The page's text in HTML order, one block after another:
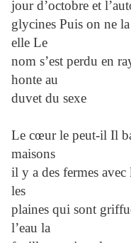
jour d’octobre et
glycines Puis on ne
elle Le
nom s’est perdu en
honte au
duvet du sexe
Le cœur le peut-il Il
maisons
il y a des fermes avec
les
plaines qui sont
l’eau la